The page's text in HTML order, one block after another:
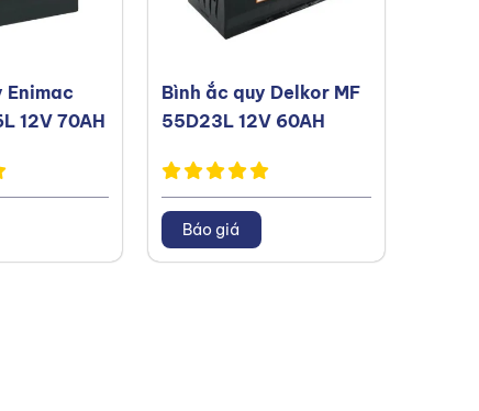
Enimac
12V 70AH
Bình ắc quy Delkor MF
55D23L 12V 60AH
Báo giá